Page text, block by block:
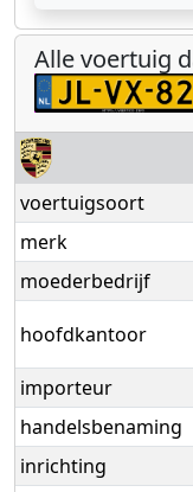
Alle voertuig
voertuigsoort
merk
moederbedrijf
hoofdkantoor
importeur
handelsbenaming
inrichting